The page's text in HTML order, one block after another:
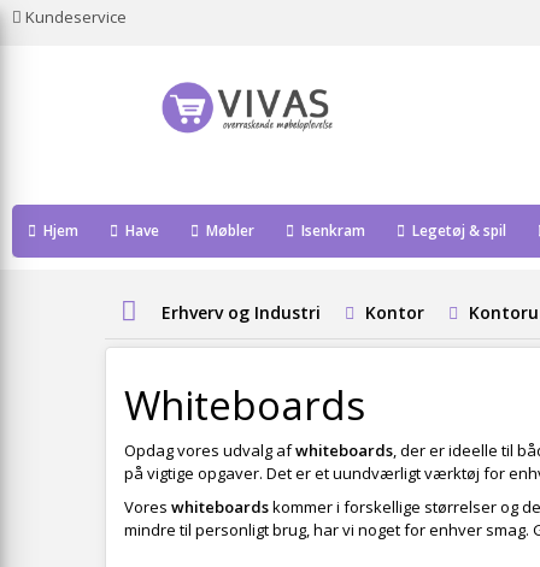
Kundeservice
Hjem Have Møbler Isenkram Legetøj & spil
Erhverv og Industri Kontor
Whiteboards
Opdag vores udvalg afwhiteboards, der er ideelle til
på vigtige opgaver. Det er et uundværligt værktøj for
Vores whiteboardskommer i forskellige størrelser og
mindre til personligt brug, har vi noget for enhver